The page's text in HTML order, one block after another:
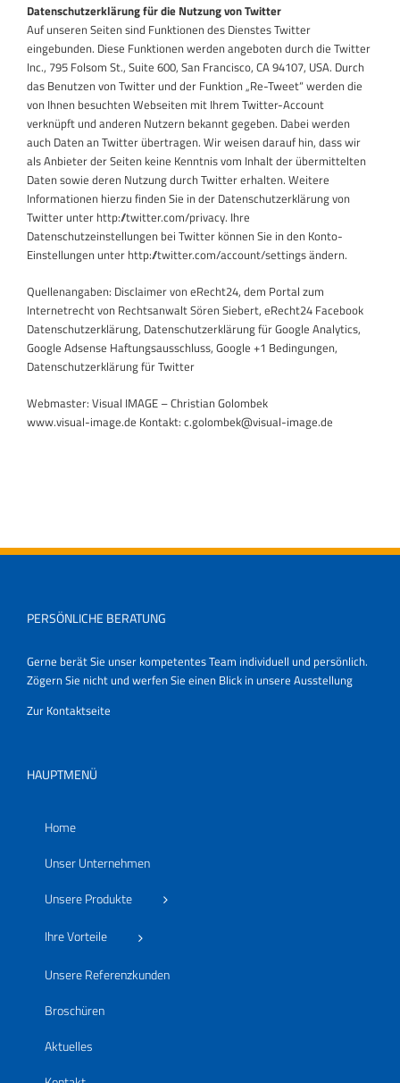
Datenschutzerklärung für die Nutzung von Twitter
Auf unseren Seiten sind Funktionen des Dienstes Twitter
eingebunden. Diese Funktionen werden angeboten durch die Twitter
Inc., 795 Folsom St., Suite 600, San Francisco, CA 94107, USA. Durch
das Benutzen von Twitter und der Funktion „Re-Tweet“ werden die
von Ihnen besuchten Webseiten mit Ihrem Twitter-Account
verknüpft und anderen Nutzern bekannt gegeben. Dabei werden
auch Daten an Twitter übertragen. Wir weisen darauf hin, dass wir
als Anbieter der Seiten keine Kenntnis vom Inhalt der übermittelten
Daten sowie deren Nutzung durch Twitter erhalten. Weitere
Informationen hierzu finden Sie in der Datenschutzerklärung von
Twitter unter http://twitter.com/privacy. Ihre
Datenschutzeinstellungen bei Twitter können Sie in den Konto-
Einstellungen unter http://twitter.com/account/settings ändern.
Quellenangaben: Disclaimer von eRecht24, dem Portal zum
Internetrecht von Rechtsanwalt Sören Siebert, eRecht24 Facebook
Datenschutzerklärung, Datenschutzerklärung für Google Analytics,
Google Adsense Haftungsausschluss, Google +1 Bedingungen,
Datenschutzerklärung für Twitter
Webmaster: Visual IMAGE – Christian Golombek
www.visual-image.de Kontakt: c.golombek@visual-image.de
PERSÖNLICHE BERATUNG
Gerne berät Sie unser kompetentes Team individuell und persönlich.
Zögern Sie nicht und werfen Sie einen Blick in unsere Ausstellung
Zur Kontaktseite
HAUPTMENÜ
Home
Unser Unternehmen
Unsere Produkte
Ihre Vorteile
Unsere Referenzkunden
Broschüren
Aktuelles